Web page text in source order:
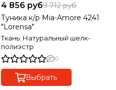
4 856 руб9 712 руб
Туника к/р Mia-Amore 4241
"Lorensa"
Ткань: Натуральный шелк-
полиэстр
0
Выбрать